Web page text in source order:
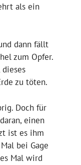
als ein
dann fällt
zum Opfer.
zu töten.
Doch für
einen
ist es ihm
bei Gage
Mal wird